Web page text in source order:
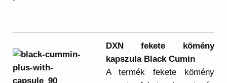
DXN fekete kömény
kapszula Black Cumin
A termék fekete kömény